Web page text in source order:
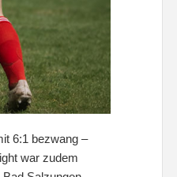
6:1 bezwang –
war zudem